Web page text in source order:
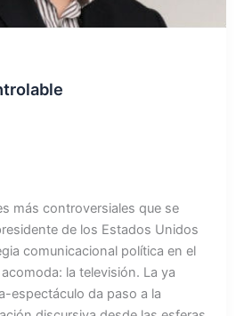
más controversiales que se
de los Estados Unidos
comunicacional política en el
la televisión. La ya
espectáculo da paso a la